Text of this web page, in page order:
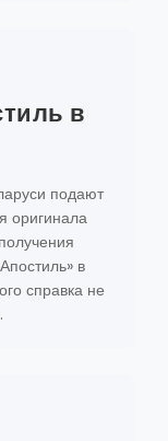
в
подают
оригинала
в
справка не